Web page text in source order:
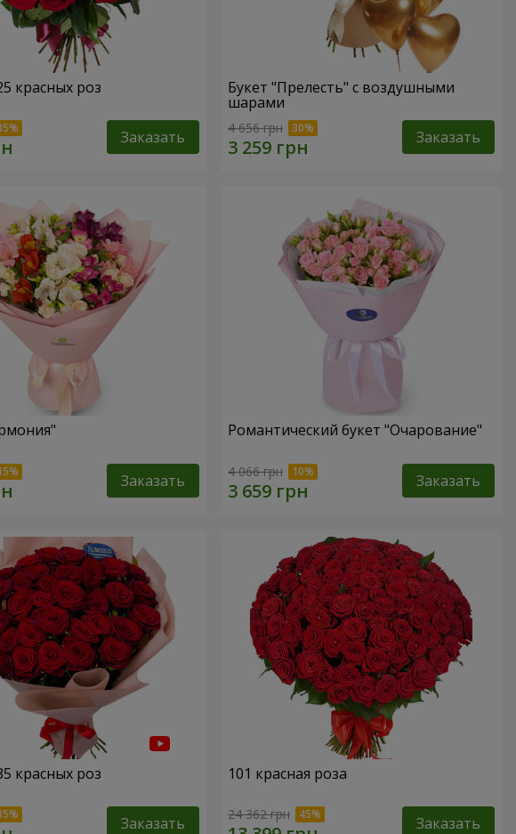
красных роз
Заказать
Букет "Прелесть" с воздушными
шарами
4 656 грн Заказать
Заказать
Романтический букет "Очарование"
4 066 грн Заказать
красных роз
Заказать
101 красная роза
24 362 грн Заказать